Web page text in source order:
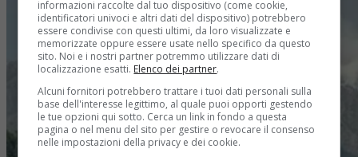
informazioni raccolte dal tuo dispositivo (come cookie,
identificatori univoci e altri dati del dispositivo) potrebbero
essere condivise con questi ultimi, da loro visualizzate e
memorizzate oppure essere usate nello specifico da questo
sito. Noi e i nostri partner potremmo utilizzare dati di
localizzazione esatti. Elenco dei partner.
Alcuni fornitori potrebbero trattare i tuoi dati personali sulla
base dell'interesse legittimo, al quale puoi opporti gestendo
le tue opzioni qui sotto. Cerca un link in fondo a questa
pagina o nel menu del sito per gestire o revocare il consenso
nelle impostazioni della privacy e dei cookie.